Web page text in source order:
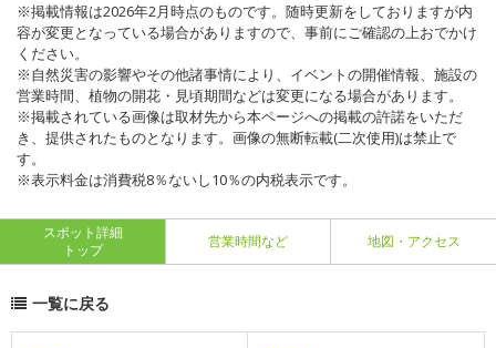
※掲載情報は2026年2月時点のものです。随時更新をしておりますが内
容が変更となっている場合がありますので、事前にご確認の上おでかけ
ください。
※自然災害の影響やその他諸事情により、イベントの開催情報、施設の
営業時間、植物の開花・見頃期間などは変更になる場合があります。
※掲載されている画像は取材先から本ページへの掲載の許諾をいただ
き、提供されたものとなります。画像の無断転載(二次使用)は禁止で
す。
※表示料金は消費税8％ないし10％の内税表示です。
スポット詳細
トップ
営業時間など 地図・アクセス
一覧に戻る